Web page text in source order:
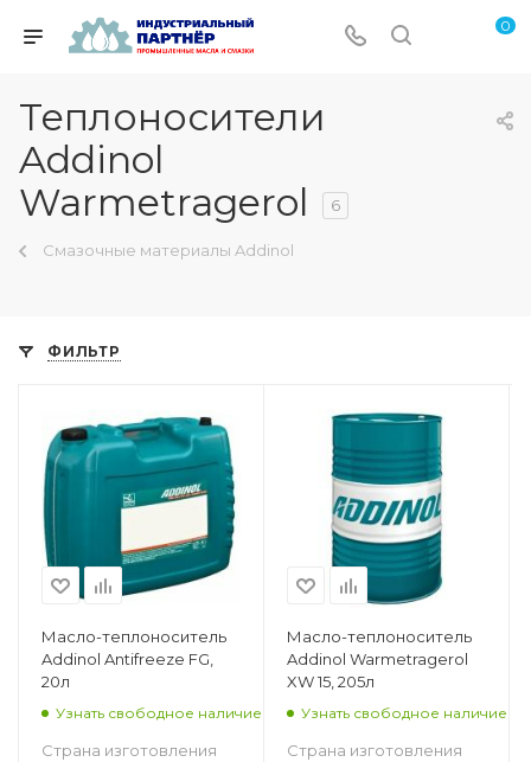
0
Теплоносители
Addinol
Warmetragerol
6
Смазочные материалы Addinol
ФИЛЬТР
Масло-теплоноситель
Addinol Antifreeze FG,
20л
Узнать свободное наличие
Страна изготовления
Масло-теплоноситель
Addinol Warmetragerol
XW 15, 205л
Узнать свободное наличие
Страна изготовления